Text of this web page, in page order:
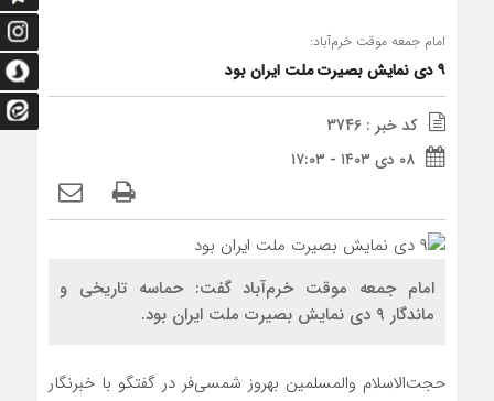
امام جمعه موقت خرم‌آباد:
۹ دی نمایش بصیرت ملت ایران بود
کد خبر : 3746
۰۸ دی ۱۴۰۳ - ۱۷:۰۳
امام جمعه موقت خرم‌آباد گفت: حماسه تاریخی و
ماندگار ۹ دی نمایش بصیرت ملت ایران بود.
حجت‌الاسلام والمسلمین بهروز شمسی‌فر در گفتگو با خبرنگار